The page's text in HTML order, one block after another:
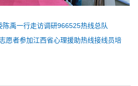
陈禹一行走访调研966525热线总队
愿者参加江西省心理援助热线接线员培